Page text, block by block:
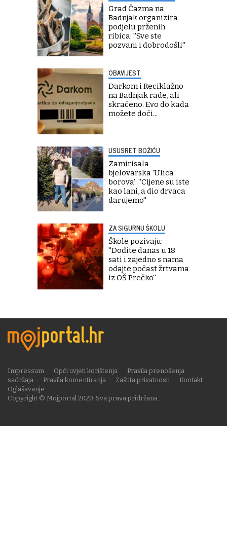
Grad Čazma na
Badnjak organizira
podjelu prženih
ribica: ''Sve ste
pozvani i dobrodošli''
OBAVIJEST
Darkom i Reciklažno
na Badnjak rade, ali
skraćeno. Evo do kada
možete doći...
USUSRET BOŽIĆU
Zamirisala
bjelovarska 'Ulica
borova': ''Cijene su iste
kao lani, a dio drvaca
darujemo''
ZA SIGURNU ŠKOLU
Škole pozivaju:
''Dođite danas u 18
sati i zajedno s nama
odajte počast žrtvama
iz OŠ Prečko''
Copyright © Mojportal 2020. Sva prava pridržana.
Impressum Opći uvjeti korištenja
Pravila prenošenja
sadržaja
Pravila komentiranja Zaštita privatnosti
Kontakt
Oglašavanje